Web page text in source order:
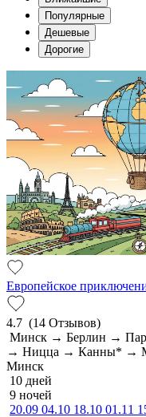
Популярные
Дешевые
Дорогие
Европейское
4.7 (14 Отзывов)
Минск → Берлин →
→ Ницца → Канны* →
Минск
10 дней
9 ночей
20.09 04.10 18.10 01.11